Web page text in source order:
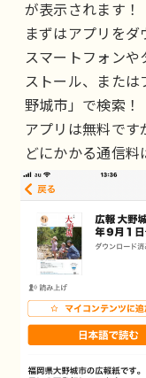
が表示されます！
まずはアプリをダ
スマートフォン
ストール、また
野城市」で検索！
アプリは無料です
どにかかる通信料